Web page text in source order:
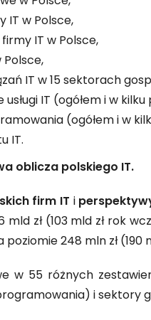
IT w Polsce,
IT w Polsce,
IT w 15 sektorach
IT (ogółem i w
(ogółem i w
IT.
oblicza polskiego IT.
firm IT i
mld zł (103 mld zł rok
248 mln zł (190
w 55 różnych
i sektory